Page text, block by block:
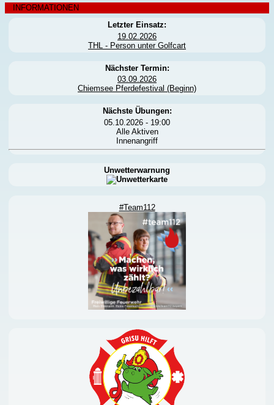
INFORMATIONEN
Letzter Einsatz:
19.02.2026
THL - Person unter Golfcart
Nächster Termin:
03.09.2026
Chiemsee Pferdefestival (Beginn)
Nächste Übungen:
05.10.2026 - 19:00
Alle Aktiven
Innenangriff
Unwetterwarnung
#Team112